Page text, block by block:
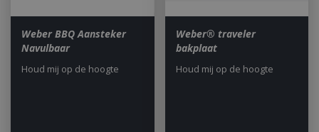
Weber BBQ Aansteker
Navulbaar
Houd mij op de hoogte
Weber® traveler
bakplaat
Houd mij op de hoogte